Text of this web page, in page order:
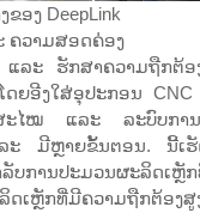
ອງ DeepLink
ຄວາມສອດຄ່ອງ
ແລະ ຮັກສາຄວາມຖືກຕ້ອ
ດຍອີງໃສ່ອຸປະກອນ
ະໄໝ ແລະ ລະບົບການ
ະ ມີຫຼາຍຂັ້ນຕອນ. ນີ້ເຮັ
ລັບການປະມວນຜະລິດເຫຼັ
ດເຫຼັກທີ່ມີຄວາມຖືກຕ້ອງສູ